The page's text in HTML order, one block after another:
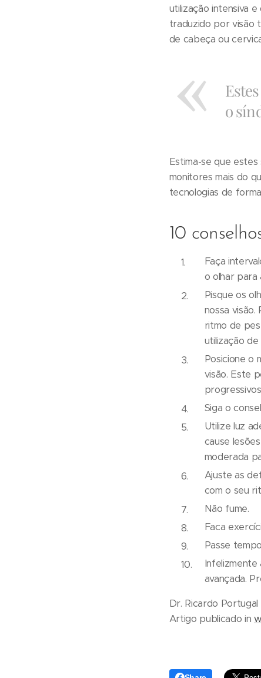
utilização intensiva
traduzido por visão
de cabeça ou
o
Estima-se que
monitores mais do
tecnologias de
10
Faça
o olhar para
Pisque os
nossa
ritmo de
utilização
Posicione o
visão. Este
Siga o
Utilize luz
cause
moderada
Ajuste as
com o seu
Não fume.
Faca
Passe
Infelizmente
avançada.
Dr. Ricardo Portugal
Artigo publicado in